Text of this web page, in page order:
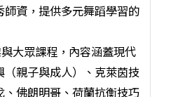
師資，提供多元舞蹈學習的
大眾課程，內容涵蓋現代
親子與成人）、克萊茵技
佛朗明哥、荷蘭抗衡技巧